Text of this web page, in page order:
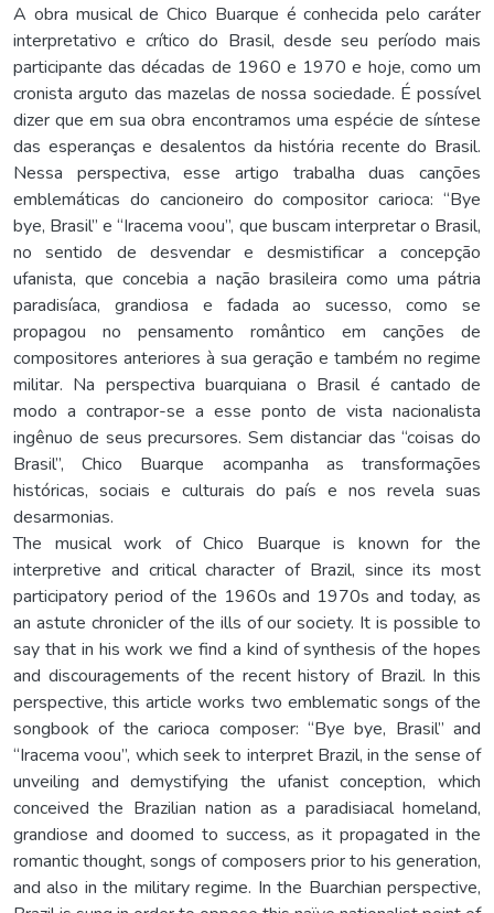
A obra musical de Chico Buarque é conhecida pelo caráter
interpretativo e crítico do Brasil, desde seu período mais
participante das décadas de 1960 e 1970 e hoje, como um
cronista arguto das mazelas de nossa sociedade. É possível
dizer que em sua obra encontramos uma espécie de síntese
das esperanças e desalentos da história recente do Brasil.
Nessa perspectiva, esse artigo trabalha duas canções
emblemáticas do cancioneiro do compositor carioca: “Bye
bye, Brasil” e “Iracema voou”, que buscam interpretar o Brasil,
no sentido de desvendar e desmistificar a concepção
ufanista, que concebia a nação brasileira como uma pátria
paradisíaca, grandiosa e fadada ao sucesso, como se
propagou no pensamento romântico em canções de
compositores anteriores à sua geração e também no regime
militar. Na perspectiva buarquiana o Brasil é cantado de
modo a contrapor-se a esse ponto de vista nacionalista
ingênuo de seus precursores. Sem distanciar das “coisas do
Brasil”, Chico Buarque acompanha as transformações
históricas, sociais e culturais do país e nos revela suas
desarmonias.
The musical work of Chico Buarque is known for the
interpretive and critical character of Brazil, since its most
participatory period of the 1960s and 1970s and today, as
an astute chronicler of the ills of our society. It is possible to
say that in his work we find a kind of synthesis of the hopes
and discouragements of the recent history of Brazil. In this
perspective, this article works two emblematic songs of the
songbook of the carioca composer: “Bye bye, Brasil” and
“Iracema voou”, which seek to interpret Brazil, in the sense of
unveiling and demystifying the ufanist conception, which
conceived the Brazilian nation as a paradisiacal homeland,
grandiose and doomed to success, as it propagated in the
romantic thought, songs of composers prior to his generation,
and also in the military regime. In the Buarchian perspective,